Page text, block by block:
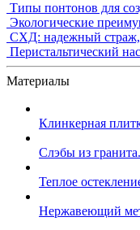
Типы понтонов для
Экологические
СХД: надежный
Перистальтический
Материалы
Клинкерная
Слэбы из
Теплое
Нержавеющий